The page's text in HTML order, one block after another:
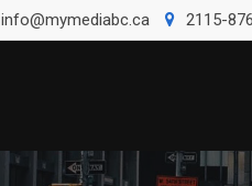
info@mymediabc.ca 2115-